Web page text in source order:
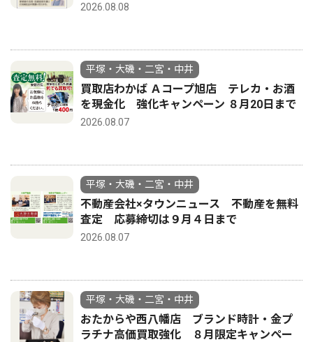
2026.08.08
平塚・大磯・二宮・中井
買取店わかば Ａコープ旭店 テレカ・お酒
を現金化 強化キャンペーン ８月20日まで
2026.08.07
平塚・大磯・二宮・中井
不動産会社×タウンニュース 不動産を無料
査定 応募締切は９月４日まで
2026.08.07
平塚・大磯・二宮・中井
おたからや西八幡店 ブランド時計・金プ
ラチナ高価買取強化 ８月限定キャンペー